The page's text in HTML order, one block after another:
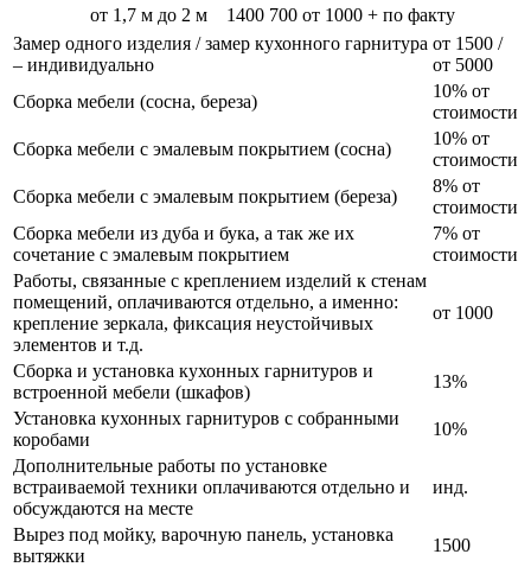
от 1,7 м до 2 м
1400 700 от 1000 + по факту
Замер одного изделия / замер кухонного гарнитура
– индивидуально
от 1500 /
от 5000
Сборка мебели (сосна, береза)
10% от
стоимости
Сборка мебели с эмалевым покрытием (сосна)
10% от
стоимости
Сборка мебели с эмалевым покрытием (береза)
8% от
стоимости
Сборка мебели из дуба и бука, а так же их
сочетание с эмалевым покрытием
7% от
стоимости
Работы, связанные с креплением изделий к стенам
помещений, оплачиваются отдельно, а именно:
крепление зеркала, фиксация неустойчивых
элементов и т.д.
от 1000
Сборка и установка кухонных гарнитуров и
встроенной мебели (шкафов)
13%
Установка кухонных гарнитуров с собранными
коробами
10%
Дополнительные работы по установке
встраиваемой техники оплачиваются отдельно и
обсуждаются на месте
инд.
Вырез под мойку, варочную панель, установка
вытяжки
1500